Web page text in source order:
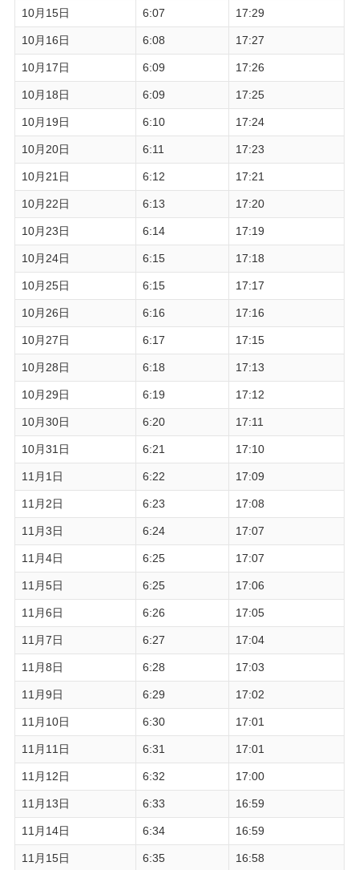
10月15日 6:07 17:29
10月16日 6:08 17:27
10月17日 6:09 17:26
10月18日 6:09 17:25
10月19日 6:10 17:24
10月20日 6:11 17:23
10月21日 6:12 17:21
10月22日 6:13 17:20
10月23日 6:14 17:19
10月24日 6:15 17:18
10月25日 6:15 17:17
10月26日 6:16 17:16
10月27日 6:17 17:15
10月28日 6:18 17:13
10月29日 6:19 17:12
10月30日 6:20 17:11
10月31日 6:21 17:10
11月1日 6:22 17:09
11月2日 6:23 17:08
11月3日 6:24 17:07
11月4日 6:25 17:07
11月5日 6:25 17:06
11月6日 6:26 17:05
11月7日 6:27 17:04
11月8日 6:28 17:03
11月9日 6:29 17:02
11月10日 6:30 17:01
11月11日 6:31 17:01
11月12日 6:32 17:00
11月13日 6:33 16:59
11月14日 6:34 16:59
11月15日 6:35 16:58